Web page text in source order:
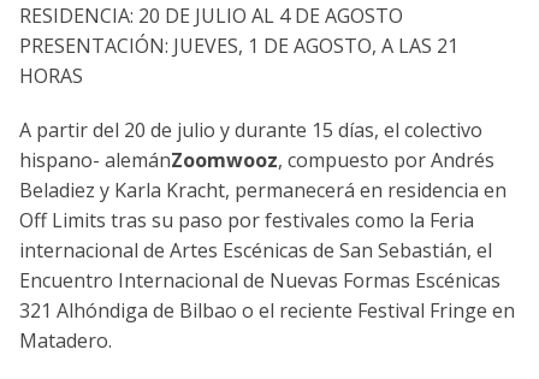
Crear Cuenta
RESIDENCIA: 20 DE JULIO AL 4 DE AGOSTO
PRESENTACIÓN: JUEVES, 1 DE AGOSTO, A LAS 21
HORAS
A partir del 20 de julio y durante 15 días, el colectivo
hispano- alemánZoomwooz, compuesto por Andrés
Beladiez y Karla Kracht, permanecerá en residencia en
Off Limits tras su paso por festivales como la Feria
internacional de Artes Escénicas de San Sebastián, el
Encuentro Internacional de Nuevas Formas Escénicas
321 Alhóndiga de Bilbao o el reciente Festival Fringe en
Matadero.